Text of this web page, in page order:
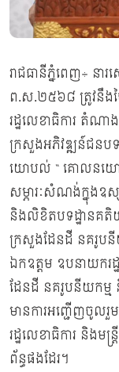
រាជធានីភ្នំពេញ÷ ន
ព.ស.២៥៦៨ ត្រូវនឹងថ្
រដ្ឋលេខាធិការ តំណា
ក្រសួងអភិវឌ្ឍន៍ជនប
យោបល់ “ គោលនយោប
សម្ភារៈសំណង់ក្នុងឧ
និងលិខិតបទដ្ឋានគ
ក្រសួងដែនដី នគរូប
ឯកឧត្តម ឧបនាយករ
ដែនដី នគរូបនីយក
មានការអញ្ជើញចូលរួ
រដ្ឋលេខាធិការ និង
ព័ន្ធផងដែរ។